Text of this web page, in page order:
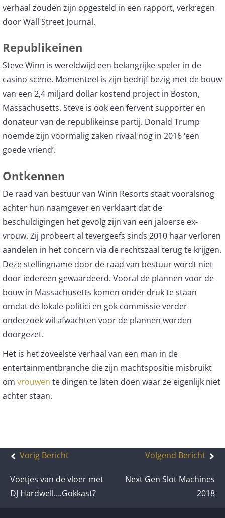
verhaal zouden zijn opgesteld in een rapport, verkregen
door Wall Street Journal.
Republikeinen
Steve Winn is wereldwijd een belangrijke speler in de
casino scene. Momenteel is zijn bedrijf bezig met de bouw
van een 2,4 miljard dollar kostend project in Boston,
Massachusetts. Steve is ook een fervent supporter en
donateur van de republikeinse partij. Donald Trump
noemde zijn voormalig zaken rivaal nog in 2016 ‘een
goede vriend’.
Ontkennen
De raad van bestuur van Winn Resorts staat vooralsnog
achter hun naamgever en verklaart dat de
beschuldigingen het gevolg zijn van een jaloerse ex-
vrouw. Zij probeert al tevergeefs sinds 2010 haar verloren
aandelen in het concern via de rechtszaal terug te krijgen.
Deze stellingname door de raad van bestuur wordt niet
door iedereen gewaardeerd. Vooral de plannen voor de
bouw in Massachusetts komen onder druk te staan
omdat de lokale politici en gok commissie verder
onderzoek wil afwachten voor de plannen worden
doorgezet.
Het is het zoveelste verhaal van een man in de
entertainmentbranche die zijn machtspositie misbruikt
om vrouwen te dingen te laten doen waar ze eigenlijk niet
achter staan.
Bericht
Vorig Bericht
Voetjes van de vloer met
DJ Hardwell….Gokkast?
Volgend Bericht
Next Gen Slot Machines
2018